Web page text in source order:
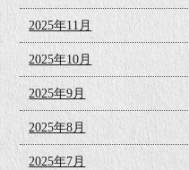
2025年11月
2025年10月
2025年9月
2025年8月
2025年7月